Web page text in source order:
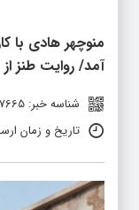
منوچهر هادی با
آمد/ روایت طنز از
شناسه خبر: 97665
تاریخ و زمان ارسال: 22 می 2026